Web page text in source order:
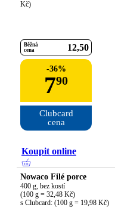
Kč)
Běžná
cena
12 50
-36%
790
Clubcard
cena
Koupit online
Nowaco Filé porce
400 g, bez kostí
(100 g = 32,48 Kč)
s Clubcard: (100 g = 19,98 Kč)